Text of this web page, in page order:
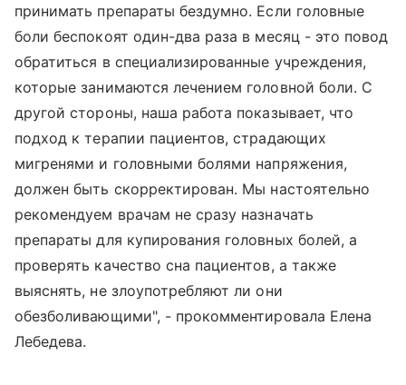
принимать препараты бездумно. Если головные
боли беспокоят один-два раза в месяц - это повод
обратиться в специализированные учреждения,
которые занимаются лечением головной боли. С
другой стороны, наша работа показывает, что
подход к терапии пациентов, страдающих
мигренями и головными болями напряжения,
должен быть скорректирован. Мы настоятельно
рекомендуем врачам не сразу назначать
препараты для купирования головных болей, а
проверять качество сна пациентов, а также
выяснять, не злоупотребляют ли они
обезболивающими", - прокомментировала Елена
Лебедева.